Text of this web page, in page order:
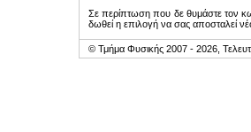
Σε περίπτωση που δε θυμάστε τον
δωθεί η επιλογή να σας αποσταλεί
© Τμήμα Φυσικής 2007 - 2026,